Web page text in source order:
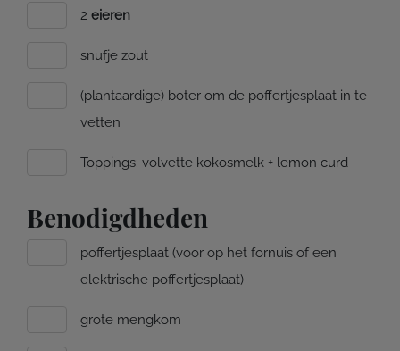
2 eieren
snufje zout
(plantaardige) boter om de poffertjesplaat in te
vetten
Toppings: volvette kokosmelk + lemon curd
Benodigdheden
poffertjesplaat (voor op het fornuis of een
elektrische poffertjesplaat)
grote mengkom